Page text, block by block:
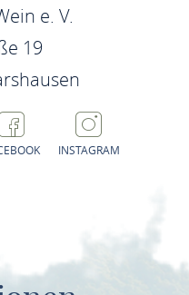
e. V.
19
INSTAGRAM